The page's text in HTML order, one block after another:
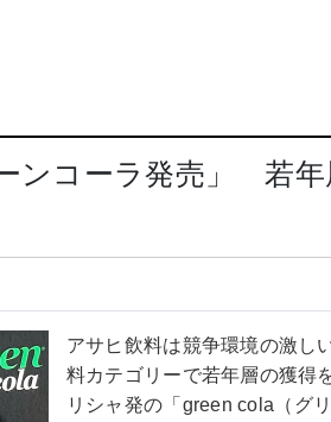
ンコーラ発売」 若年
アサヒ飲料は競争環境の激し
料カテゴリーで若年層の獲得
リシャ発の「green cola（グ